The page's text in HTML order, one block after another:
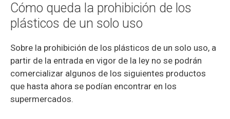
Cómo queda la prohibición de los
plásticos de un solo uso
Sobre la prohibición de los plásticos de un solo uso, a
partir de la entrada en vigor de la ley no se podrán
comercializar algunos de los siguientes productos
que hasta ahora se podían encontrar en los
supermercados.